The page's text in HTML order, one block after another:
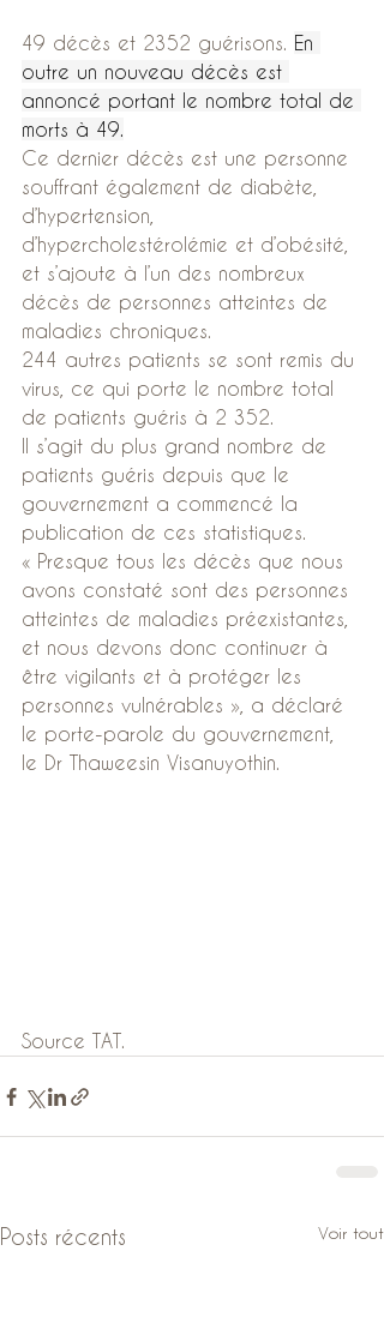
49 décès et 2352 guérisons. En
outre un nouveau décès est
annoncé portant le nombre total de
morts à 49.
Ce dernier décès est une personne
souffrant également de diabète,
d’hypertension,
d’hypercholestérolémie et d’obésité,
et s’ajoute à l’un des nombreux
décès de personnes atteintes de
maladies chroniques.
244 autres patients se sont remis du
virus, ce qui porte le nombre total
de patients guéris à 2 352.
Il s’agit du plus grand nombre de
patients guéris depuis que le
gouvernement a commencé la
publication de ces statistiques.
« Presque tous les décès que nous
avons constaté sont des personnes
atteintes de maladies préexistantes,
et nous devons donc continuer à
être vigilants et à protéger les
personnes vulnérables », a déclaré
le porte-parole du gouvernement,
le Dr Thaweesin Visanuyothin.
Source TAT.
Posts récents Voir tout